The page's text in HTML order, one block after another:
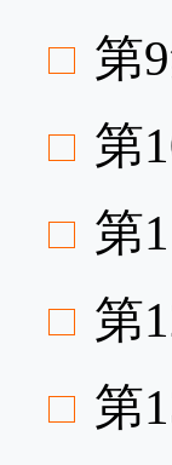
第
第
第
第
第